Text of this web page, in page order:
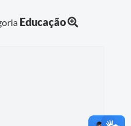
Educação